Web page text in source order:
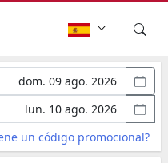
un código promocional?